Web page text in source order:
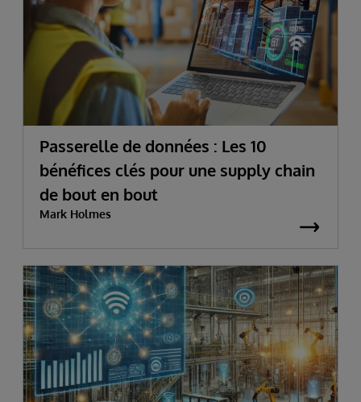
Passerelle de données : Les 10
bénéfices clés pour une supply chain
de bout en bout
Mark Holmes